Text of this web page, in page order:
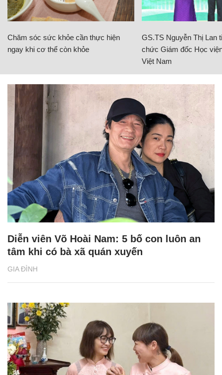
Chăm sóc sức khỏe cần thực hiện
ngay khi cơ thể còn khỏe
GS.TS Nguyễn Thị Lan
chức Giám đốc Học
Việt Nam
GIA ĐÌNH
Diễn viên Võ Hoài Nam: 5 bố con luôn an
tâm khi có bà xã quán xuyến